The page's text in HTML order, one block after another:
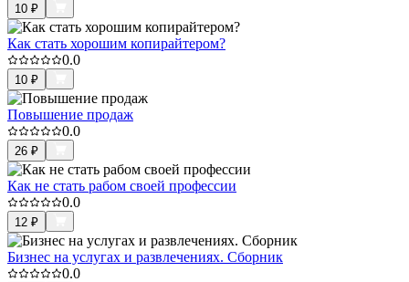
10 ₽
Как стать хорошим копирайтером?
0.0
10 ₽
Повышение продаж
0.0
26 ₽
Как не стать рабом своей профессии
0.0
12 ₽
Бизнес на услугах и развлечениях. Сборник
0.0